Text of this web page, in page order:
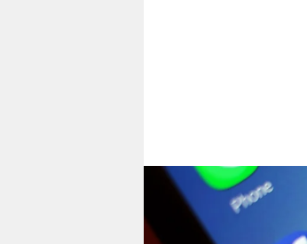
verlag
verlag
veranstaltungen